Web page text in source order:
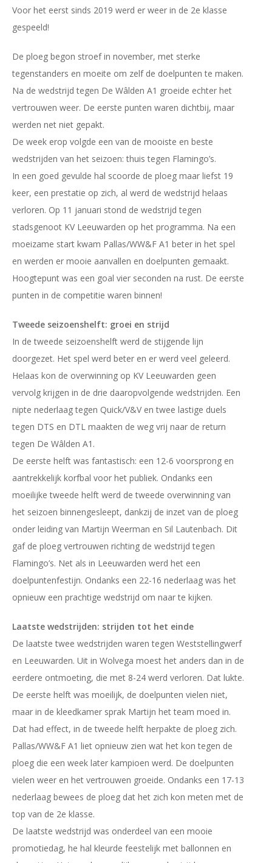
Voor het eerst sinds 2019 werd er weer in de 2e klasse
gespeeld!
De ploeg begon stroef in november, met sterke
tegenstanders en moeite om zelf de doelpunten te maken.
Na de wedstrijd tegen De Wâlden A1 groeide echter het
vertrouwen weer. De eerste punten waren dichtbij, maar
werden net niet gepakt.
De week erop volgde een van de mooiste en beste
wedstrijden van het seizoen: thuis tegen Flamingo’s.
In een goed gevulde hal scoorde de ploeg maar liefst 19
keer, een prestatie op zich, al werd de wedstrijd helaas
verloren. Op 11 januari stond de wedstrijd tegen
stadsgenoot KV Leeuwarden op het programma. Na een
moeizame start kwam Pallas/WW&F A1 beter in het spel
en werden er mooie aanvallen en doelpunten gemaakt.
Hoogtepunt was een goal vier seconden na rust. De eerste
punten in de competitie waren binnen!
Tweede seizoenshelft: groei en strijd
In de tweede seizoenshelft werd de stijgende lijn
doorgezet. Het spel werd beter en er werd veel geleerd.
Helaas kon de overwinning op KV Leeuwarden geen
vervolg krijgen in de drie daaropvolgende wedstrijden. Een
nipte nederlaag tegen Quick/V&V en twee lastige duels
tegen DTS en DTL maakten de weg vrij naar de return
tegen De Wâlden A1.
De eerste helft was fantastisch: een 12-6 voorsprong en
aantrekkelijk korfbal voor het publiek. Ondanks een
moeilijke tweede helft werd de tweede overwinning van
het seizoen binnengesleept, dankzij de inzet van de ploeg
onder leiding van Martijn Weerman en Sil Lautenbach. Dit
gaf de ploeg vertrouwen richting de wedstrijd tegen
Flamingo’s. Net als in Leeuwarden werd het een
doelpuntenfestijn. Ondanks een 22-16 nederlaag was het
opnieuw een prachtige wedstrijd om naar te kijken.
Laatste wedstrijden: strijden tot het einde
De laatste twee wedstrijden waren tegen Weststellingwerf
en Leeuwarden. Uit in Wolvega moest het anders dan in de
eerdere ontmoeting, die met 8-24 werd verloren. Dat lukte.
De eerste helft was moeilijk, de doelpunten vielen niet,
maar in de kleedkamer sprak Martijn het team moed in.
Dat had effect, in de tweede helft herpakte de ploeg zich.
Pallas/WW&F A1 liet opnieuw zien wat het kon tegen de
ploeg die een week later kampioen werd. De doelpunten
vielen weer en het vertrouwen groeide. Ondanks een 17-13
nederlaag bewees de ploeg dat het zich kon meten met de
top van de 2e klasse.
De laatste wedstrijd was onderdeel van een mooie
promotiedag, he hal kleurde feestelijk met ballonnen en